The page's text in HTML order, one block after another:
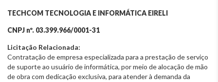
TECHCOM TECNOLOGIA E INFORMÁTICA EIRELI
CNPJ nº. 03.399.966/0001-31
Licitação Relacionada:
Contratação de empresa especializada para a prestação de serviço
de suporte ao usuário de informática, por meio de alocação de mão
de obra com dedicação exclusiva, para atender à demanda da